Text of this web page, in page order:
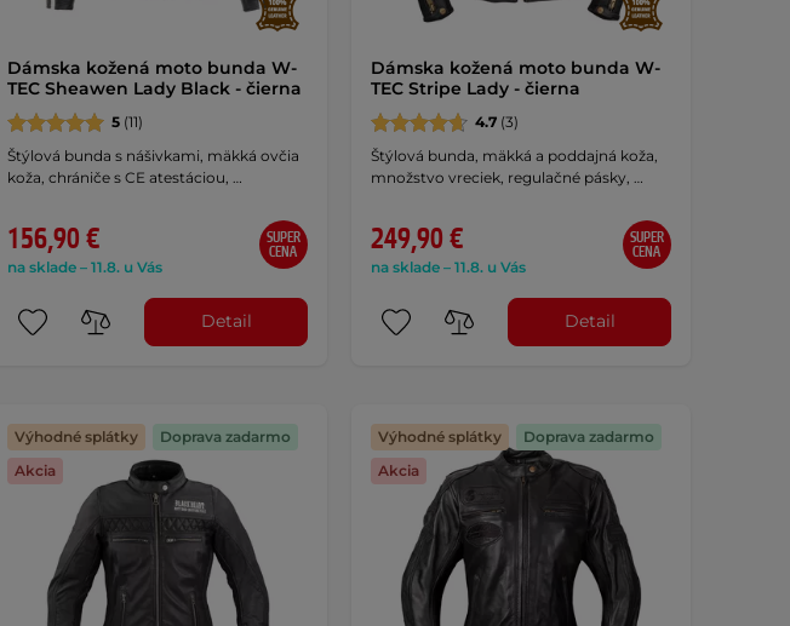
Dámska kožená moto bunda W-
TEC Sheawen Lady Black - čierna
5(11)
Štýlová bunda s nášivkami, mäkká ovčia
koža, chrániče s CE atestáciou, …
156,90 €
na sklade – 11.8. u Vás
SUPER
CENA
Detail
Dámska kožená moto bunda W-
TEC Stripe Lady - čierna
4.7(3)
Štýlová bunda, mäkká a poddajná koža,
množstvo vreciek, regulačné pásky, …
249,90 €
na sklade – 11.8. u Vás
SUPER
CENA
Detail
Výhodné splátky
Doprava zadarmo
Akcia
Výhodné splátky
Doprava zadarmo
Akcia